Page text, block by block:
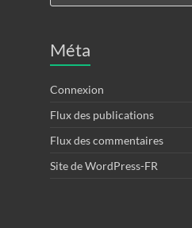
Méta
Connexion
Flux des publications
Flux des commentaires
Site de WordPress-FR